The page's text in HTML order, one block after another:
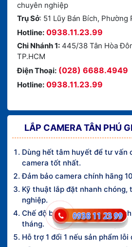
chuyên nghiệp
Trụ Sở: 51 Lũy Bán Bích, Phường
Hotline: 0938.11.23.99
Chi Nhánh 1: 445/38 Tân Hòa
TP.HCM
Điện Thoại: (028) 6688.4949
Hotline: 0938.11.23.99
LẮP CAMERA TÂN PHÚ
Dùng hết tâm huyết để tư vấn
camera tốt nhất.
Đảm bảo camera chính hãng
Kỹ thuật lắp đặt nhanh chóng,
nghiệp.
Chế độ bảo hành camera
tháng.
Hỗ trợ 1 đổi 1 nếu sản phẩm lỗi